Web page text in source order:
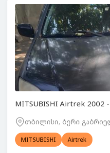
MITSUBISHI Airtrek 2002
თბილისი, ბერი
MITSUBISHI Airtrek